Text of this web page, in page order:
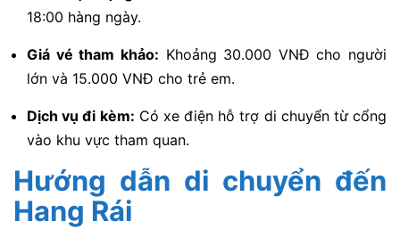
18:00 hàng ngày.
Giá vé tham khảo: Khoảng 30.000 VNĐ cho người
lớn và 15.000 VNĐ cho trẻ em.
Dịch vụ đi kèm: Có xe điện hỗ trợ di chuyển từ cổng
vào khu vực tham quan.
Hướng dẫn di chuyển đến
Hang Rái